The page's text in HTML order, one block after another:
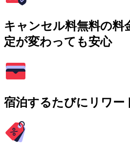
キャンセル料無料の料
定が変わっても安心
宿泊するたびにリワー